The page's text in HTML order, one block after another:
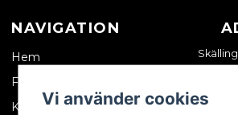
NAVIGATION
Hem
Företagskund
Kontakta oss
Vi använder cookies